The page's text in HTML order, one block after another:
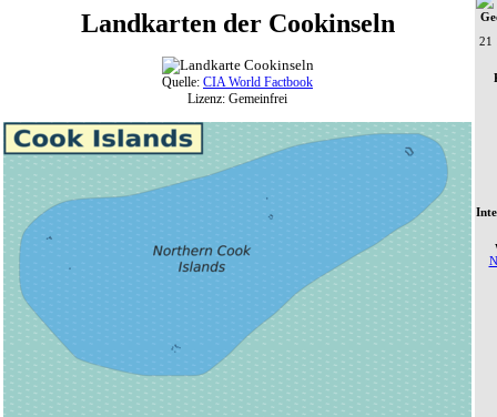
Landkarten der Cookinseln
Quelle: CIA World Factbook
Lizenz: Gemeinfrei
21